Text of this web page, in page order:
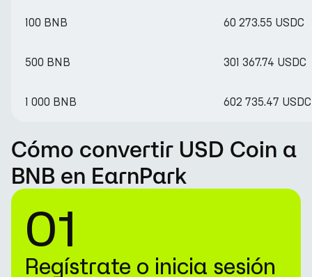
100 BNB 60 273.55 USDC
500 BNB 301 367.74 USDC
1 000 BNB 602 735.47 USDC
Cómo convertir USD Coin a
BNB en EarnPark
01
Regístrate o inicia sesión